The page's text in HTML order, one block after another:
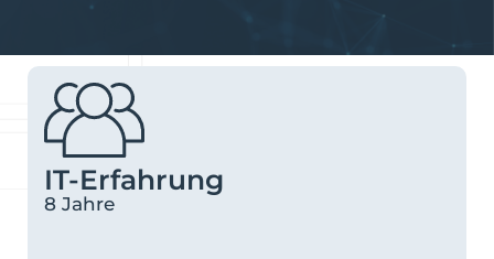
IT-Erfahrung
8 Jahre